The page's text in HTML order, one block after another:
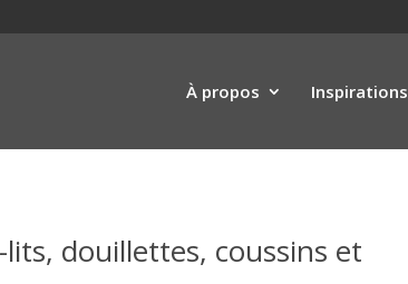
À propos Inspirations
douillettes, coussins et